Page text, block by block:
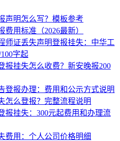
声明怎么写？模板参考
费用标准（2026最新）
师证丢失声明登报挂失：中华工
字起
报挂失怎么收费？新安晚报200
登报办理：费用和公示方式说明
怎么登报？完整流程说明
报挂失：300元起费用和办理流
费用：个人公司价格明细